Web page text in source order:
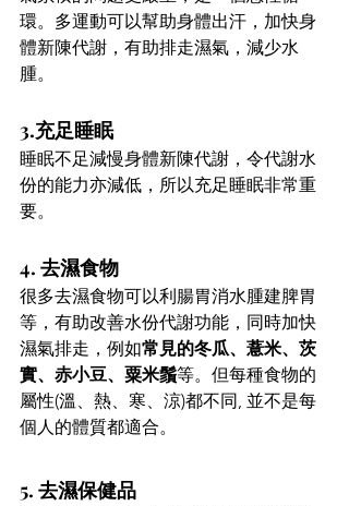
環。多運動可以幫助身體出汗，加快身
體新陳代謝，有助排走濕氣，減少水
腫。
3.充足睡眠
睡眠不足減慢身體新陳代謝，令代謝水
份的能力亦減低，所以充足睡眠非常重
要。
4. 去濕食物
很多去濕食物可以利腸胃消水腫建脾胃
等，有助改善水份代謝功能，同時加快
濕氣排走，例如常見的冬瓜、薏米、茨
實、赤小豆、粟米鬚等。但每種食物的
屬性(溫、熱、寒、涼)都不同, 並不是每
個人的體質都適合。
5. 去濕保健品